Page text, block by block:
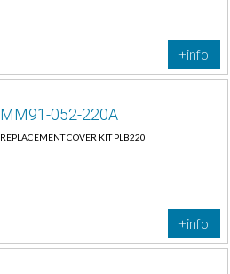
+info
MM91-052-220A
REPLACEMENT COVER KIT PLB220
+info